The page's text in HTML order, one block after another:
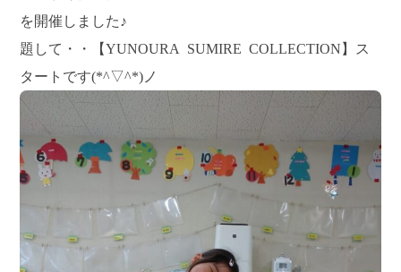
を開催しました♪
題して・・【YUNOURA SUMIRE COLLECTION】ス
タートです(*^▽^*)ノ